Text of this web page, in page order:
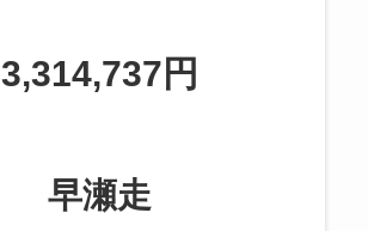
3,314,737円
早瀬走